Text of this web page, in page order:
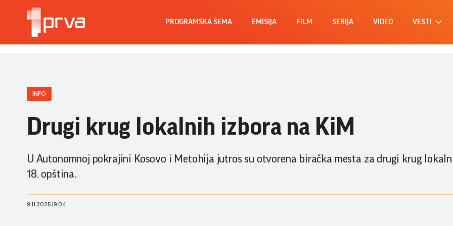
PROGRAMSKA ŠEMA EMISIJA FILM SERIJA VIDEO VESTI
INFO
Drugi krug lokalnih izbora na KiM
U Autonomnoj pokrajini Kosovo i Metohija jutros su otvorena biračka mesta za drugi krug
18. opština.
9.11.2025.|9:04